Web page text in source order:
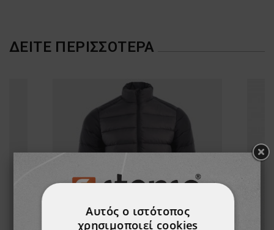
ΔΕΊΤΕ ΠΕΡΙΣΣΌΤΕΡΑ
Αυτός ο ιστότοπος
χρησιμοποιεί cookies